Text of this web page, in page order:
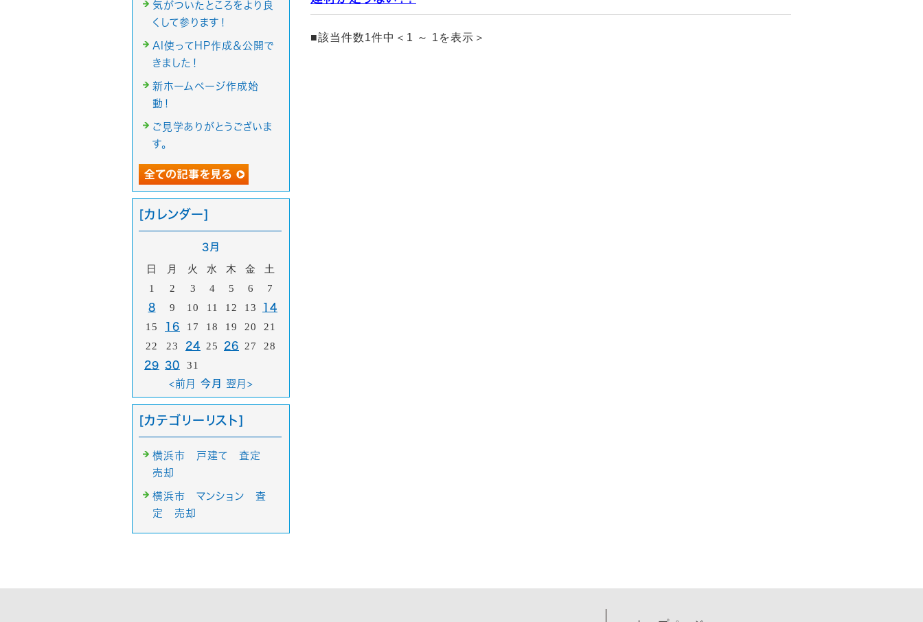
■該当件数1件中＜1 ～ 1を表示＞
気がついたところをより良
くして参ります！
AI使ってHP作成＆公開で
きました！
新ホームページ作成始
動！
ご見学ありがとうございま
す。
[カレンダー]
3月
日 月 火 水 木 金
土
1
2 3 4 5 6 7
8 9 10 11 12 13 14
15 16 17 18 19 20
21
22
23 24 25 26 27 28
29 30 31
<前月 今月 翌月>
[カテゴリーリスト]
横浜市 戸建て 査定
売却
横浜市 マンション 査
定 売却